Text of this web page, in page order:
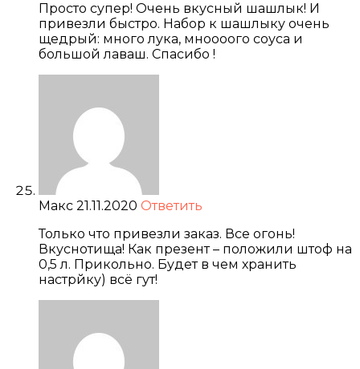
Просто супер! Очень вкусный шашлык! И
привезли быстро. Набор к шашлыку очень
щедрый: много лука, мноооого соуса и
большой лаваш. Спасибо !
Макс 21.11.2020 Ответить
Только что привезли заказ. Все огонь!
Вкуснотища! Как презент – положили штоф на
0,5 л. Прикольно. Будет в чем хранить
настрйку) всё гут!